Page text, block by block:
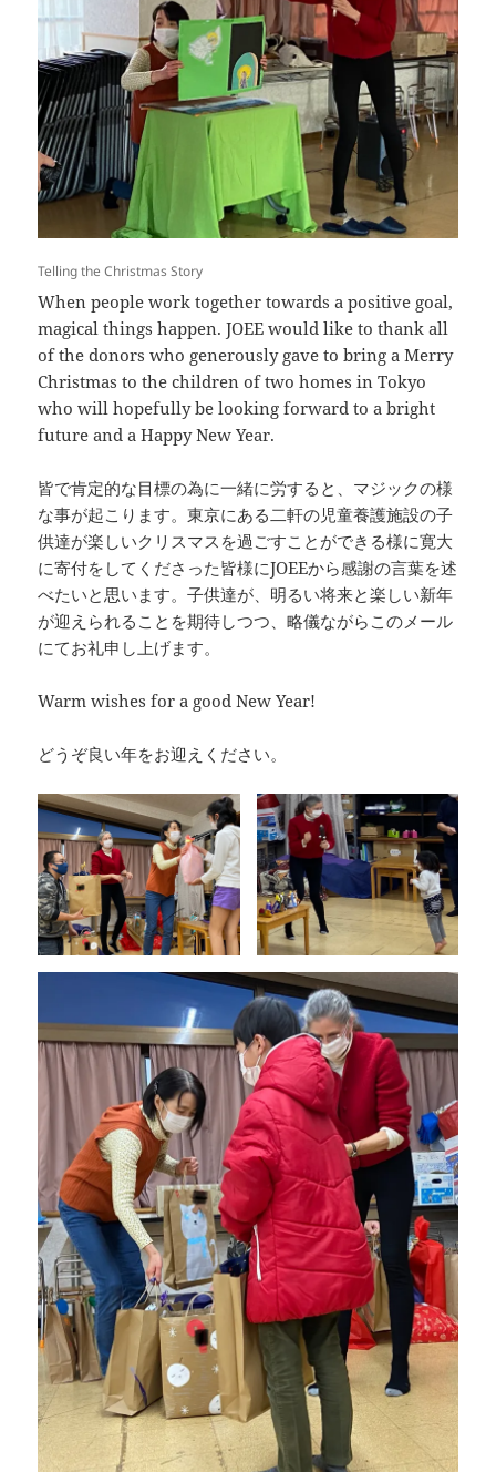
Telling the Christmas Story
When people work together towards a positive goal,
magical things happen. JOEE would like to thank all
of the donors who generously gave to bring a Merry
Christmas to the children of two homes in Tokyo
who will hopefully be looking forward to a bright
future and a Happy New Year.
皆で肯定的な目標の為に一緒に労すると、マジックの様
な事が起こります。東京にある二軒の児童養護施設の子
供達が楽しいクリスマスを過ごすことができる様に寛大
に寄付をしてくださった皆様にJOEEから感謝の言葉を述
べたいと思います。子供達が、明るい将来と楽しい新年
が迎えられることを期待しつつ、略儀ながらこのメール
にてお礼申し上げます。
Warm wishes for a good New Year!
どうぞ良い年をお迎えください。